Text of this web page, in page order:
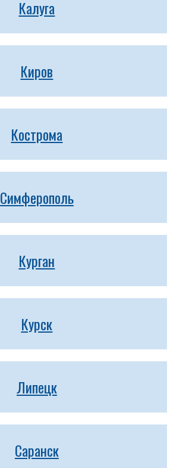
Калуга
Киров
Кострома
Симферополь
Курган
Курск
Липецк
Саранск